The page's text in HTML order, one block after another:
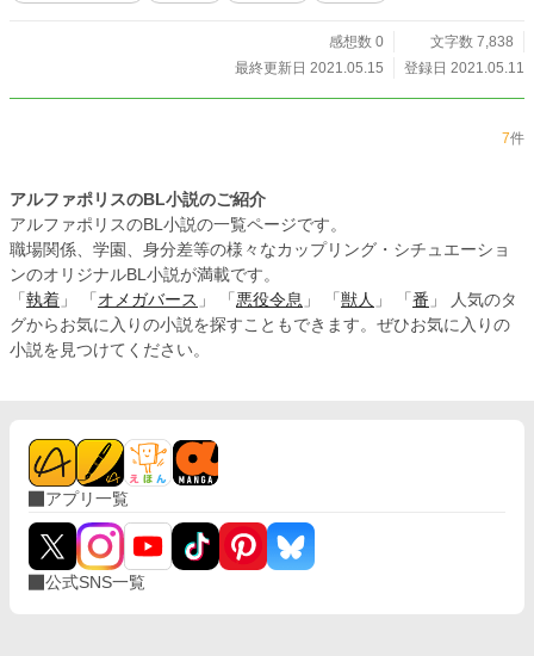
感想数 0
文字数 7,838
最終更新日 2021.05.15
登録日 2021.05.11
7件
アルファポリスのBL小説のご紹介
アルファポリスのBL小説の一覧ページです。
職場関係、学園、身分差等の様々なカップリング・シチュエーショ
ンのオリジナルBL小説が満載です。
「 執着 」 「 オメガバース 」 「 悪役令息 」 「 獣人 」 「 番 」 人気のタ
グからお気に入りの小説を探すこともできます。ぜひお気に入りの
小説を見つけてください。
アプリ一覧
公式SNS一覧